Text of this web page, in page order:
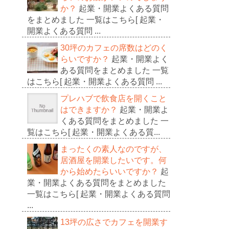
か？ 起業・開業よくある質問
をまとめました 一覧はこちら[ 起業・
開業よくある質問 ...
30坪のカフェの席数はどのく
らいですか？ 起業・開業よく
ある質問をまとめました 一覧
はこちら[ 起業・開業よくある質問 ...
プレハブで飲食店を開くこと
はできますか？ 起業・開業よ
くある質問をまとめました 一
覧はこちら[ 起業・開業よくある質...
まったくの素人なのですが、
居酒屋を開業したいです。何
から始めたらいいですか？ 起
業・開業よくある質問をまとめました
一覧はこちら[ 起業・開業よくある質問
...
13坪の広さでカフェを開業す